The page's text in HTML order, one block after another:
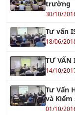
Tư vấn
18/06/
TƯ VẤN
14/10/
Tư Vấn
và
Tư Vấn
Thực